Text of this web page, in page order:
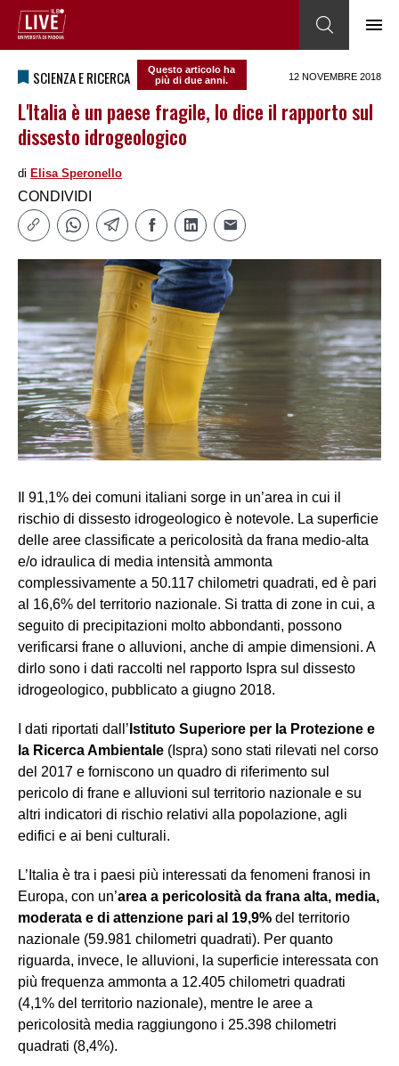
SCIENZA E RICERCA
Questo articolo ha
più di due anni.
12 NOVEMBRE 2018
L'Italia è un paese fragile, lo dice il rapporto sul
dissesto idrogeologico
di Elisa Speronello
CONDIVIDI
Il 91,1% dei comuni italiani sorge in un’area in cui il
rischio di dissesto idrogeologico è notevole. La superficie
delle aree classificate a pericolosità da frana medio-alta
e/o idraulica di media intensità ammonta
complessivamente a 50.117 chilometri quadrati, ed è pari
al 16,6% del territorio nazionale. Si tratta di zone in cui, a
seguito di precipitazioni molto abbondanti, possono
verificarsi frane o alluvioni, anche di ampie dimensioni. A
dirlo sono i dati raccolti nel rapporto Ispra sul dissesto
idrogeologico, pubblicato a giugno 2018.
I dati riportati dall’ Istituto Superiore per la Protezione e
la Ricerca Ambientale (Ispra) sono stati rilevati nel corso
del 2017 e forniscono un quadro di riferimento sul
pericolo di frane e alluvioni sul territorio nazionale e su
altri indicatori di rischio relativi alla popolazione, agli
edifici e ai beni culturali.
L’Italia è tra i paesi più interessati da fenomeni franosi in
Europa, con un’area a pericolosità da frana alta, media,
moderata e di attenzione pari al 19,9% del territorio
nazionale (59.981 chilometri quadrati). Per quanto
riguarda, invece, le alluvioni, la superficie interessata con
più frequenza ammonta a 12.405 chilometri quadrati
(4,1% del territorio nazionale), mentre le aree a
pericolosità media raggiungono i 25.398 chilometri
quadrati (8,4%).